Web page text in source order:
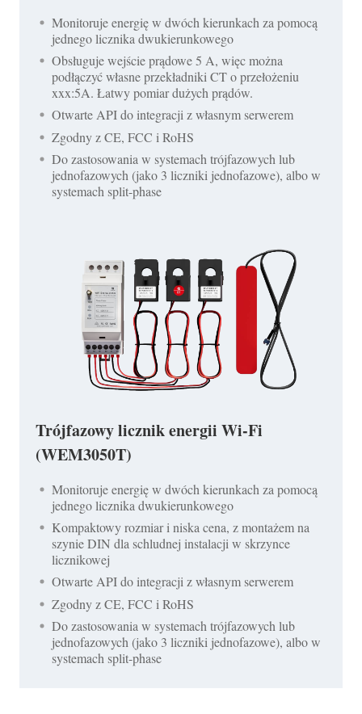
Monitoruje energię w dwóch kierunkach za pomocą
jednego licznika dwukierunkowego
Obsługuje wejście prądowe 5 A, więc można
podłączyć własne przekładniki CT o przełożeniu
xxx:5A. Łatwy pomiar dużych prądów.
Otwarte API do integracji z własnym serwerem
Zgodny z CE, FCC i RoHS
Do zastosowania w systemach trójfazowych lub
jednofazowych (jako 3 liczniki jednofazowe), albo w
systemach split-phase
Trójfazowy licznik energii Wi-Fi
(WEM3050T)
Monitoruje energię w dwóch kierunkach za pomocą
jednego licznika dwukierunkowego
Kompaktowy rozmiar i niska cena, z montażem na
szynie DIN dla schludnej instalacji w skrzynce
licznikowej
Otwarte API do integracji z własnym serwerem
Zgodny z CE, FCC i RoHS
Do zastosowania w systemach trójfazowych lub
jednofazowych (jako 3 liczniki jednofazowe), albo w
systemach split-phase